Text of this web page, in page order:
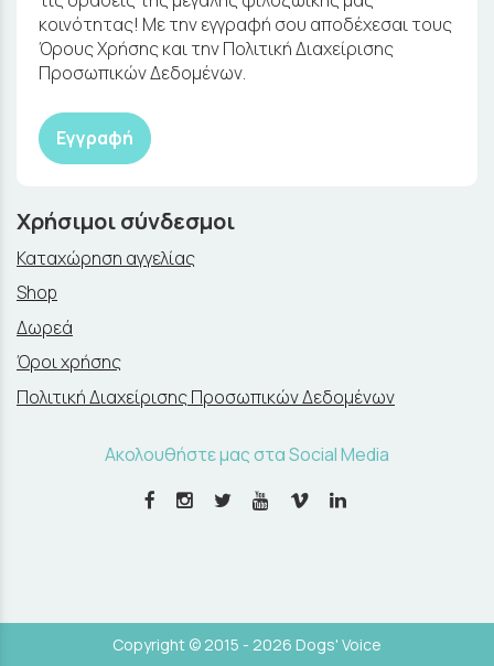
κοινότητας! Με την εγγραφή σου αποδέχεσαι τους
Όρους Χρήσης και την Πολιτική Διαχείρισης
Προσωπικών Δεδομένων.
Εγγραφή
Χρήσιμοι σύνδεσμοι
Καταχώρηση αγγελίας
Shop
Δωρεά
Όροι χρήσης
Πολιτική Διαχείρισης Προσωπικών Δεδομένων
Ακολουθήστε μας στα Social Media
Copyright © 2015 - 2026 Dogs' Voice